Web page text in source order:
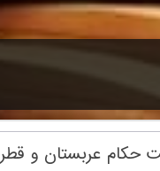
عربستان و قطر